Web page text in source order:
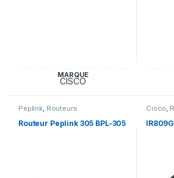
MARQUE
CISCO
Peplink Routeurs
Routeur Peplink 305 BPL-305
Cisco